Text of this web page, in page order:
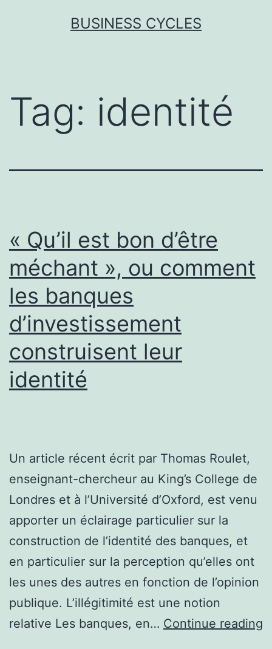
BUSINESS CYCLES
Tag: identité
« Qu’il est bon d’être
méchant », ou comment
les banques
d’investissement
construisent leur
identité
Un article récent écrit par Thomas Roulet,
enseignant-chercheur au King’s College de
Londres et à l’Université d’Oxford, est venu
apporter un éclairage particulier sur la
construction de l’identité des banques, et
en particulier sur la perception qu’elles ont
les unes des autres en fonction de l’opinion
publique. L’illégitimité est une notion
relative Les banques, en… Continue reading